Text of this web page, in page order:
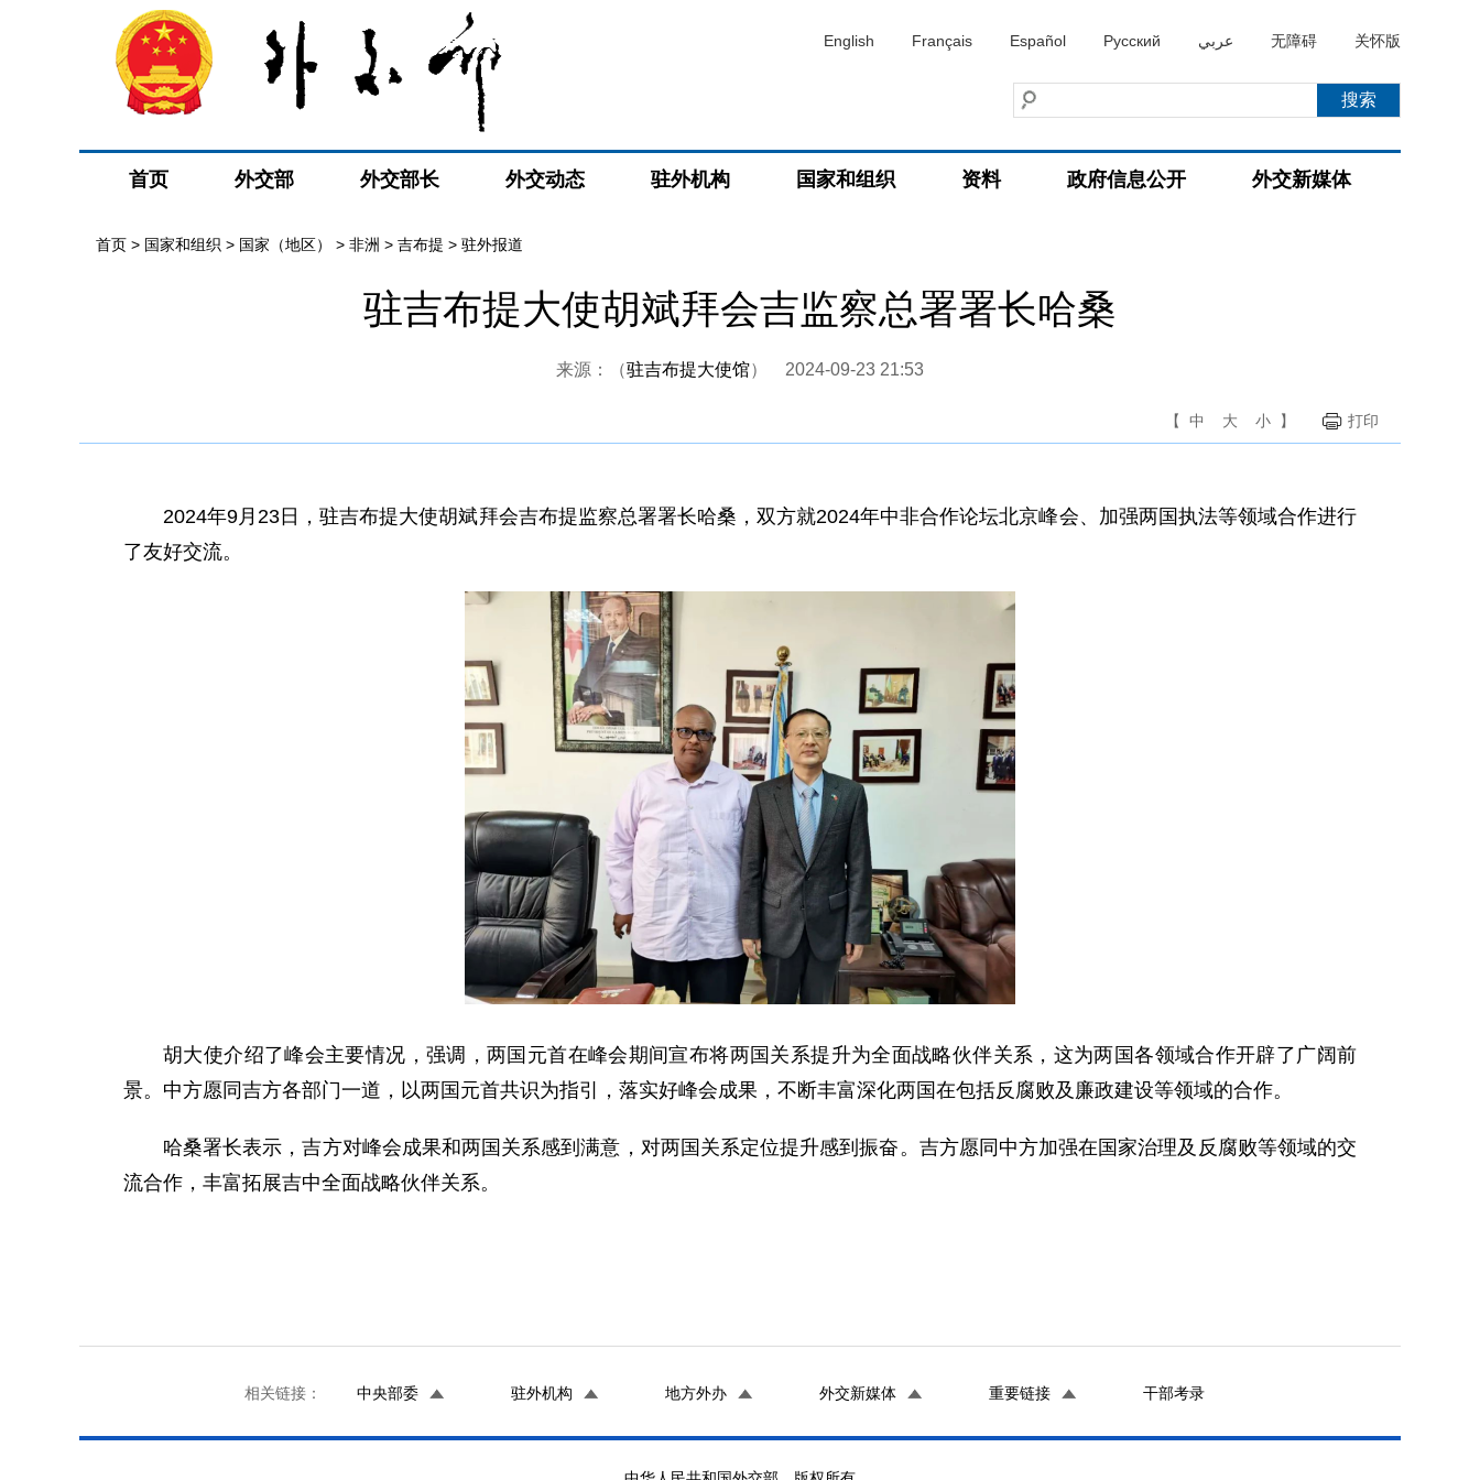
English Français Español Русский عربي 无障碍 关怀版
首页 外交部 外交部长 外交动态 驻外机构 国家和组织 资料 政府信息公开 外交新媒体
首页 > 国家和组织 > 国家（地区） > 非洲 > 吉布提 > 驻外报道
驻吉布提大使胡斌拜会吉监察总署署长哈桑
来源：（驻吉布提大使馆） 2024-09-23 21:53
【 中 大 小 】 打印
2024年9月23日，驻吉布提大使胡斌拜会吉布提监察总署署长哈桑，双方就2024年中非合作论坛北京峰会、加强两国执法等领域合作进行
了友好交流。
胡大使介绍了峰会主要情况，强调，两国元首在峰会期间宣布将两国关系提升为全面战略伙伴关系，这为两国各领域合作开辟了广阔前
景。中方愿同吉方各部门一道，以两国元首共识为指引，落实好峰会成果，不断丰富深化两国在包括反腐败及廉政建设等领域的合作。
哈桑署长表示，吉方对峰会成果和两国关系感到满意，对两国关系定位提升感到振奋。吉方愿同中方加强在国家治理及反腐败等领域的交
流合作，丰富拓展吉中全面战略伙伴关系。
相关链接： 中央部委 驻外机构 地方外办 外交新媒体 重要链接 干部考录